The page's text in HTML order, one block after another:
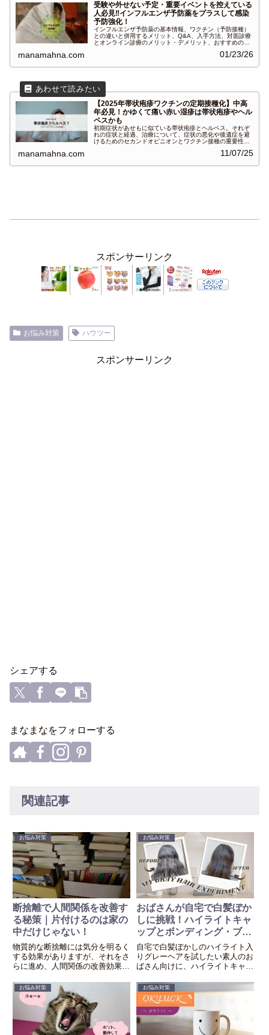
受験や外せない予定・重要イベントを控えている
人必見‼インフルエンザ予防薬をプラスして感染
予防強化！
インフルエンザ予防薬の基本情報、ワクチン（予防接種）
との違いと併用するメリット、Q&A、入手方法、対面診療
とオンライン診療のメリット・デメリット、おすすめのフ
manamahna.com 01/23/26
【2025年帯状疱疹ワクチンの定期接種化】中高
年必見！かゆくて痛い赤い湿疹は帯状疱疹やヘル
ペスかも
初期症状があせもに似ている帯状疱疹とヘルペス。それぞ
れの症状と経過、治療について、症状の悪化や後遺症を避
けるためのセカンドオピニオンとワクチン接種の重要性に
manamahna.com 11/07/25
スポンサーリンク
お悩み対策 ハウツー
スポンサーリンク
シェアする
まなまなをフォローする
関連記事
お悩み対策
断捨離で人間関係を改善す
る秘策｜片付けるのは家の
中だけじゃない！
物質的な断捨離には気分を明るく
する効果がありますが、それをさ
らに進め、人間関係の改善効果も
を紹介します。
お悩み対策
おばさんが自宅で白髪ぼか
しに挑戦！ハイライトキャ
ップとボンディング・ブリ
ーチ＆カラーの使用体験談
自宅で白髪ぼかしのハイライト入
りグレーヘアを試したい素人のお
ばさん向けに、ハイライトキャッ
ーの使用感、染まり具合やダメー
ジ具合について紹介します。
お悩み対策 お悩み対策